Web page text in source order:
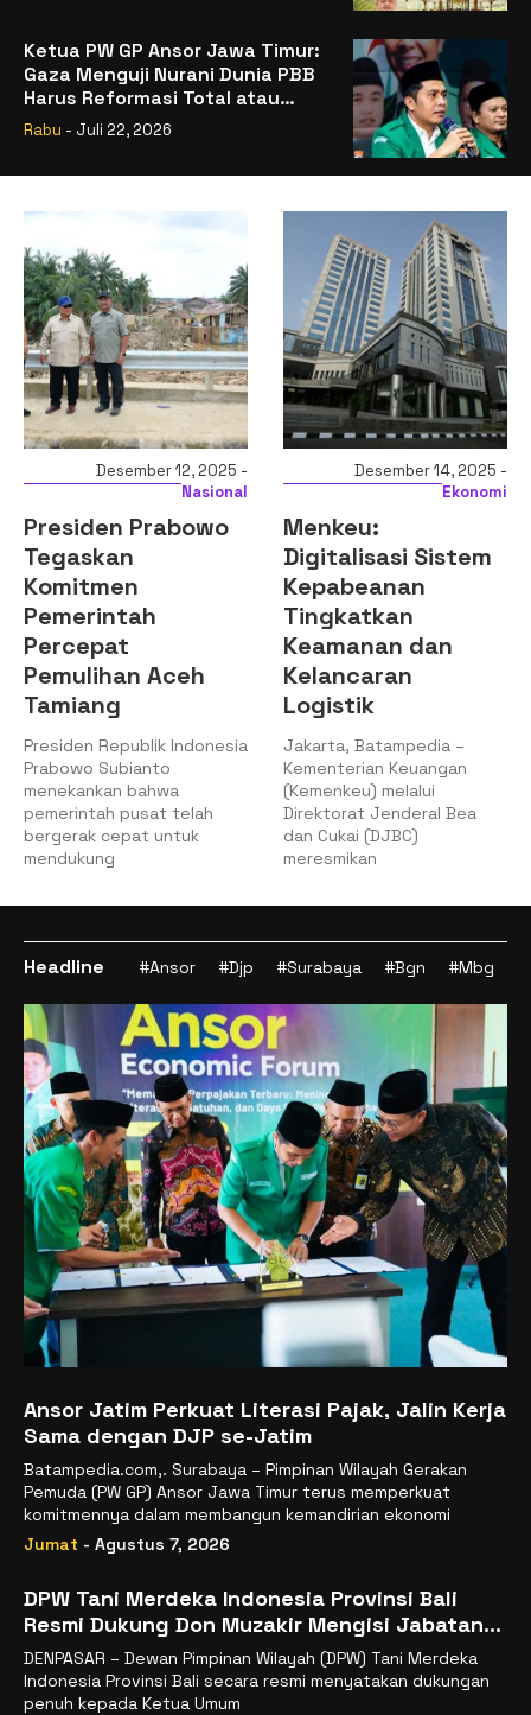
Ketua PW GP Ansor Jawa Timur:
Gaza Menguji Nurani Dunia PBB
Harus Reformasi Total atau
Kehilangan Legitimasi
Rabu - Juli 22, 2026
Desember 12, 2025 -
Nasional
Presiden Prabowo
Tegaskan
Komitmen
Pemerintah
Percepat
Pemulihan Aceh
Tamiang
Presiden Republik Indonesia
Prabowo Subianto
menekankan bahwa
pemerintah pusat telah
bergerak cepat untuk
mendukung
Desember 14, 2025 -
Ekonomi
Menkeu:
Digitalisasi Sistem
Kepabeanan
Tingkatkan
Keamanan dan
Kelancaran
Logistik
Jakarta, Batampedia –
Kementerian Keuangan
(Kemenkeu) melalui
Direktorat Jenderal Bea
dan Cukai (DJBC)
meresmikan
Headline #Ansor #Djp #Surabaya #Bgn #Mbg
Ansor Jatim Perkuat Literasi Pajak, Jalin Kerja
Sama dengan DJP se-Jatim
Batampedia.com,. Surabaya – Pimpinan Wilayah Gerakan
Pemuda (PW GP) Ansor Jawa Timur terus memperkuat
komitmennya dalam membangun kemandirian ekonomi
Jumat - Agustus 7, 2026
DPW Tani Merdeka Indonesia Provinsi Bali
Resmi Dukung Don Muzakir Mengisi Jabatan
Wakil Menteri Pertanian RI
DENPASAR – Dewan Pimpinan Wilayah (DPW) Tani Merdeka
Indonesia Provinsi Bali secara resmi menyatakan dukungan
penuh kepada Ketua Umum